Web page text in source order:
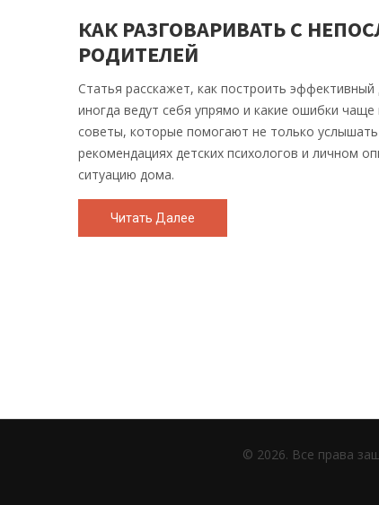
КАК РАЗГОВАРИВАТЬ С
РОДИТЕЛЕЙ
Статья расскажет, как построить
иногда ведут себя упрямо и какие ошибки
советы, которые помогают не только
рекомендациях детских психологов и личном
ситуацию дома.
Читать Далее
© 2026. Все права